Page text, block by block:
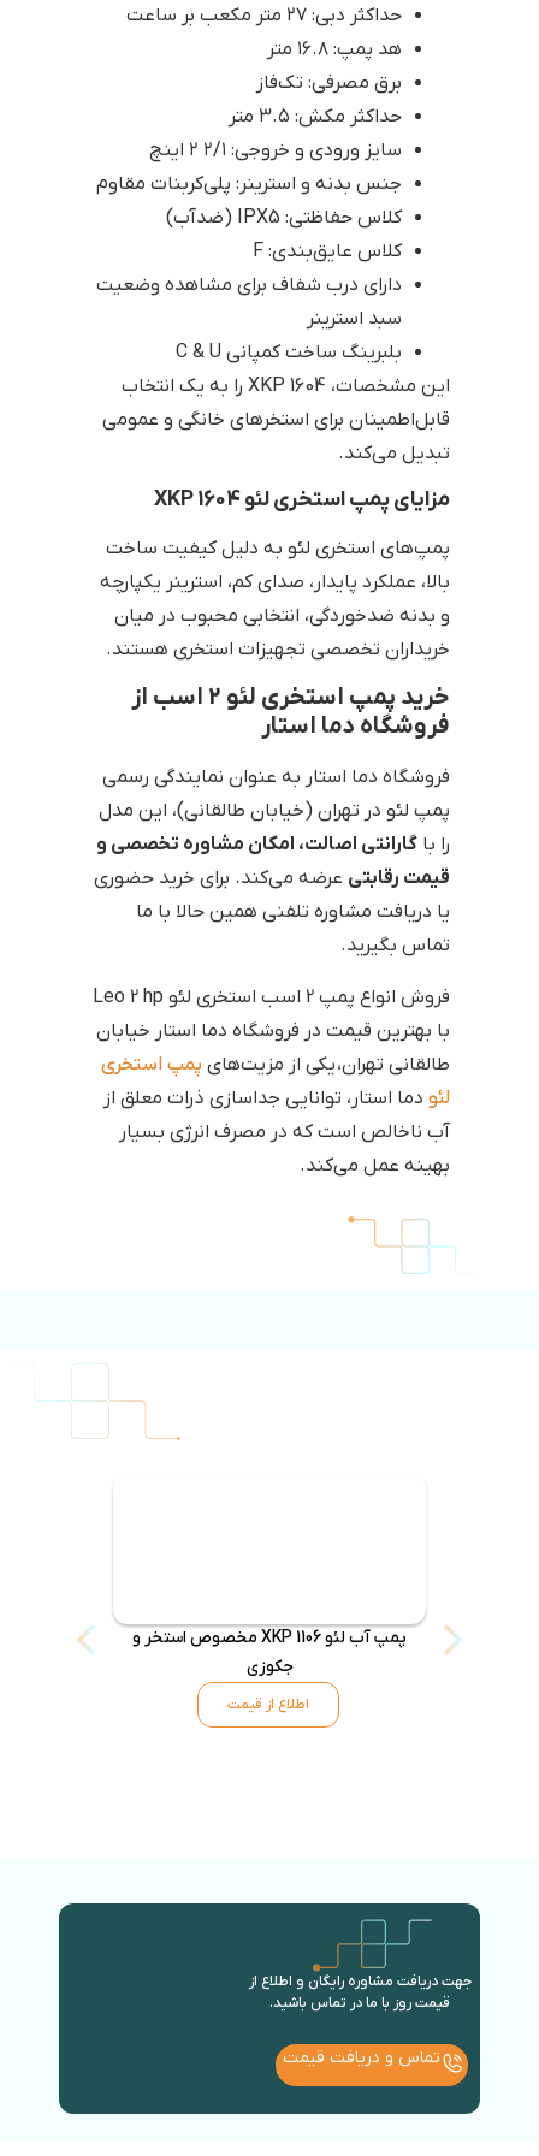
حداکثر دبی: ۲۷ متر مکعب بر ساعت
هد پمپ: ۱۶.۸ متر
برق مصرفی: تک‌فاز
حداکثر مکش: ۳.۵ متر
سایز ورودی و خروجی: ۲/۱ ۲ اینچ
جنس بدنه و استرینر: پلی‌کربنات مقاوم
کلاس حفاظتی: IPX5 (ضدآب)
کلاس عایق‌بندی: F
دارای درب شفاف برای مشاهده وضعیت
سبد استرینر
بلبرینگ ساخت کمپانی C & U
این مشخصات، XKP 1604 را به یک انتخاب
قابل‌اطمینان برای استخرهای خانگی و عمومی
تبدیل می‌کند.
مزایای پمپ استخری لئو XKP 1604
پمپ‌های استخری لئو به دلیل کیفیت ساخت
بالا، عملکرد پایدار، صدای کم، استرینر یکپارچه
و بدنه ضدخوردگی، انتخابی محبوب در میان
خریداران تخصصی تجهیزات استخری هستند.
خرید پمپ استخری لئو 2 اسب از
فروشگاه دما استار
فروشگاه دما استار به عنوان نمایندگی رسمی
پمپ لئو در تهران (خیابان طالقانی)، این مدل
را با گارانتی اصالت، امکان مشاوره تخصصی و
قیمت رقابتی عرضه می‌کند. برای خرید حضوری
یا دریافت مشاوره تلفنی همین حالا با ما
تماس بگیرید.
فروش انواع پمپ 2 اسب استخری لئو Leo 2 hp
با بهترین قیمت در فروشگاه دما استار خیابان
طالقانی تهران، یکی از مزیت‌های پمپ استخری
لئو دما استار، توانایی جداسازی ذرات معلق از
آب ناخالص است که در مصرف انرژی بسیار
بهینه عمل می‌کند.
پمپ آب لئو XKP 1106 مخصوص استخر و
جکوزی
اطلاع از قیمت
جهت دریافت مشاوره رایگان و اطلاع از
قیمت روز با ما در تماس باشید.
تماس و دریافت قیمت